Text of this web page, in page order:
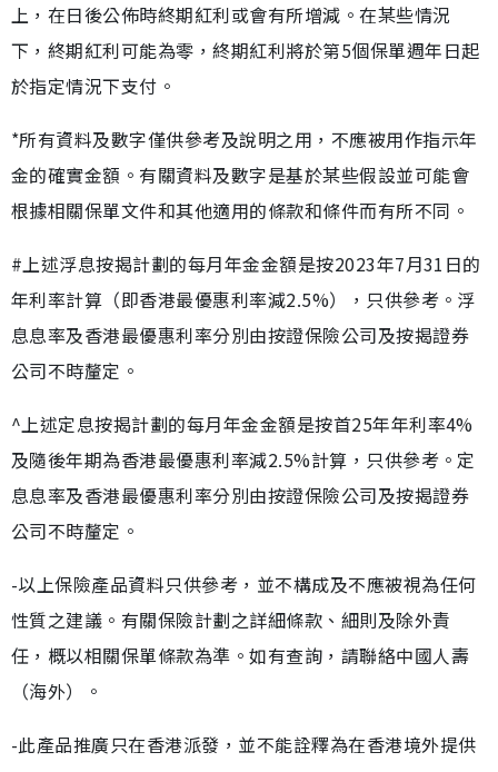
上，在日後公佈時終期紅利或會有所增減。在某些情況
下，終期紅利可能為零，終期紅利將於第5個保單週年日起
於指定情況下支付。
*所有資料及數字僅供參考及說明之用，不應被用作指示年
金的確實金額。有關資料及數字是基於某些假設並可能會
根據相關保單文件和其他適用的條款和條件而有所不同。
#上述浮息按揭計劃的每月年金金額是按2023年7月31日的
年利率計算（即香港最優惠利率減2.5%），只供參考。浮
息息率及香港最優惠利率分別由按證保險公司及按揭證券
公司不時釐定。
^上述定息按揭計劃的每月年金金額是按首25年年利率4%
及隨後年期為香港最優惠利率減2.5%計算，只供參考。定
息息率及香港最優惠利率分別由按證保險公司及按揭證券
公司不時釐定。
-以上保險產品資料只供參考，並不構成及不應被視為任何
性質之建議。有關保險計劃之詳細條款、細則及除外責
任，概以相關保單條款為準。如有查詢，請聯絡中國人壽
（海外）。
-此產品推廣只在香港派發，並不能詮釋為在香港境外提供